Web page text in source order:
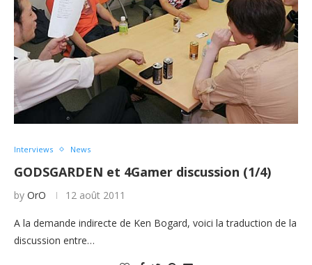
Interviews News
GODSGARDEN et 4Gamer discussion (1/4)
by OrO 12 août 2011
A la demande indirecte de Ken Bogard, voici la traduction de la
discussion entre…